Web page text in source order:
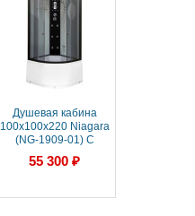
Душевая кабина
100x100x220 Niagara
(NG-1909-01) С
гидромассажем,
акрил, Поддон
55 300 ₽